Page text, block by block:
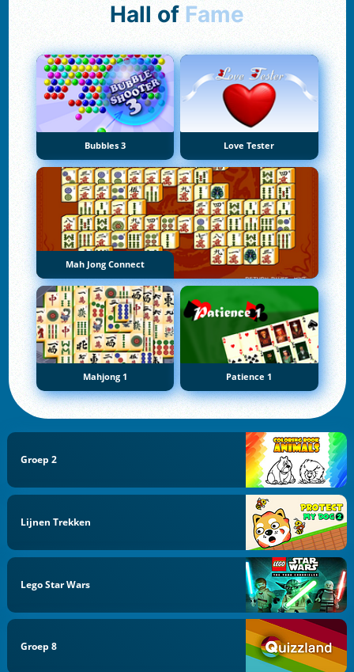
Hall of Fame
Bubbles 3 Love Tester
Mah Jong Connect
Mahjong 1 Patience 1
Groep 2
Lijnen Trekken
Lego Star Wars
Groep 8